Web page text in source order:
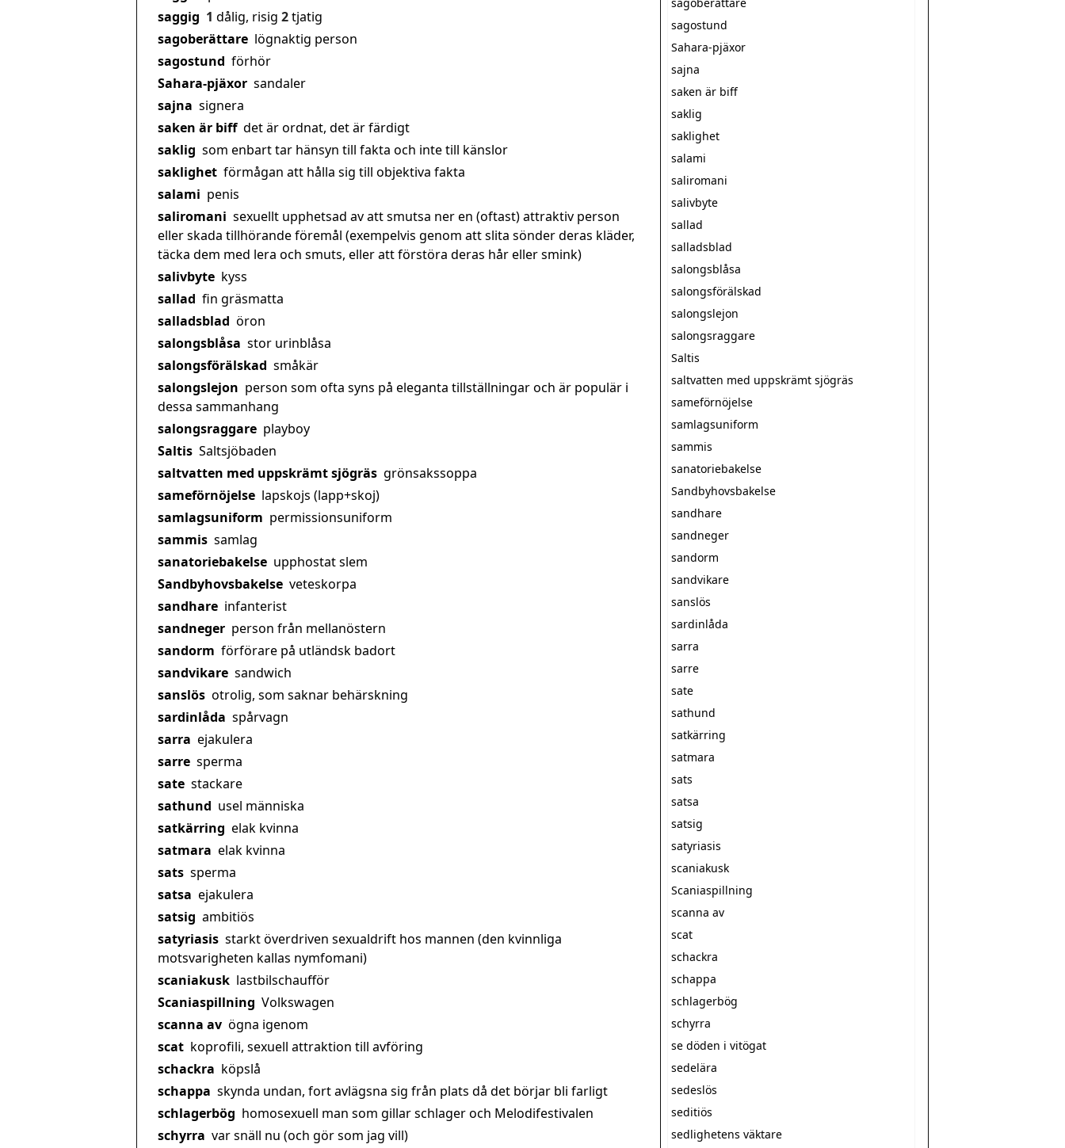
saggig 1 dålig, risig 2tjatig
sagoberättare lögnaktig person
sagostund förhör
Sahara-pjäxor sandaler
sajna signera
saken är biff det är ordnat, det är färdigt
saklig som enbart tar hänsyn till fakta och inte till känslor
saklighet förmågan att hålla sig till objektiva fakta
salami penis
saliromani sexuellt upphetsad av att smutsa ner en (oftast) attraktiv person
eller skada tillhörande föremål (exempelvis genom att slita sönder deras kläder,
täcka dem med lera och smuts, eller att förstöra deras hår eller smink)
salivbyte kyss
sallad fin gräsmatta
salladsblad öron
salongsblåsa stor urinblåsa
salongsförälskad småkär
salongslejon person som ofta syns på eleganta tillställningar och är populär i
dessa sammanhang
salongsraggare playboy
Saltis Saltsjöbaden
saltvatten med uppskrämt sjögräs grönsakssoppa
sameförnöjelse lapskojs (lapp+skoj)
samlagsuniform permissionsuniform
sammis samlag
sanatoriebakelse upphostat slem
Sandbyhovsbakelse veteskorpa
sandhare infanterist
sandneger person från mellanöstern
sandorm förförare på utländsk badort
sandvikare sandwich
sanslös otrolig, som saknar behärskning
sardinlåda spårvagn
sarra ejakulera
sarre sperma
sate stackare
sathund usel människa
satkärring elak kvinna
satmara elak kvinna
sats sperma
satsa ejakulera
satsig ambitiös
satyriasis starkt överdriven sexualdrift hos mannen (den kvinnliga
motsvarigheten kallas nymfomani)
scaniakusk lastbilschaufför
Scaniaspillning Volkswagen
scanna av ögna igenom
scat koprofili, sexuell attraktion till avföring
schackra köpslå
schappa skynda undan, fort avlägsna sig från plats då det börjar bli farligt
schlagerbög homosexuell man som gillar schlager och Melodifestivalen
schyrra var snäll nu (och gör som jag vill)
sagostund
Sahara-pjäxor
sajna
saken är biff
saklig
saklighet
salami
saliromani
salivbyte
sallad
salladsblad
salongsblåsa
salongsförälskad
salongslejon
salongsraggare
Saltis
saltvatten med uppskrämt sjögräs
sameförnöjelse
samlagsuniform
sammis
sanatoriebakelse
Sandbyhovsbakelse
sandhare
sandneger
sandorm
sandvikare
sanslös
sardinlåda
sarra
sarre
sate
sathund
satkärring
satmara
sats
satsa
satsig
satyriasis
scaniakusk
Scaniaspillning
scanna av
scat
schackra
schappa
schlagerbög
schyrra
se döden i vitögat
sedelära
sedeslös
seditiös
sedlighetens väktare